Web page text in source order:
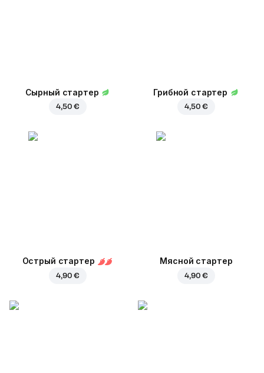
Сырный стартер
4,50 €
Грибной стартер
4,50 €
Острый стартер
4,90 €
Мясной стартер
4,90 €